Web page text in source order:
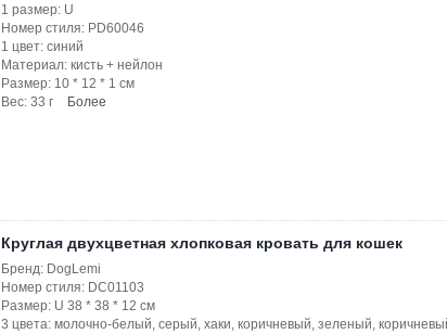
1 размер: U
Номер стиля: PD60046
1 цвет: синий
Материал: кисть + нейлон
Размер: 10 * 12 * 1 см
Вес: 33 г
Более
Круглая двухцветная хлопковая кровать для кошек
Бренд: DogLemi
Номер стиля: DC01103
Размер: U 38 * 38 * 12 см
3 цвета: молочно-белый, серый, хаки, коричневый, зеленый,